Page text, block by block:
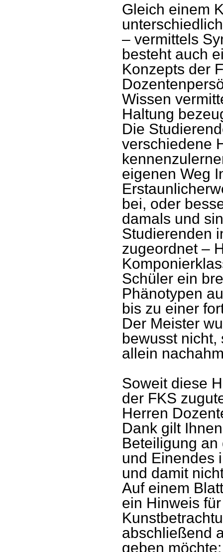
Gleich einem
– vermittels
besteht auch
Konzepts der
Wissen
Haltung
Die
verschiedene
eigenen Weg
bei, oder
damals und
Studierenden
zugeordnet –
Schüler ein
Phänotypen
bis zu einer
Der Meister
bewusst
allein
Soweit diese
der FKS
Herren
Dank gilt
Beteiligung
und Einendes
und damit
Auf einem
ein Hinweis
abschließend
geben möchte: